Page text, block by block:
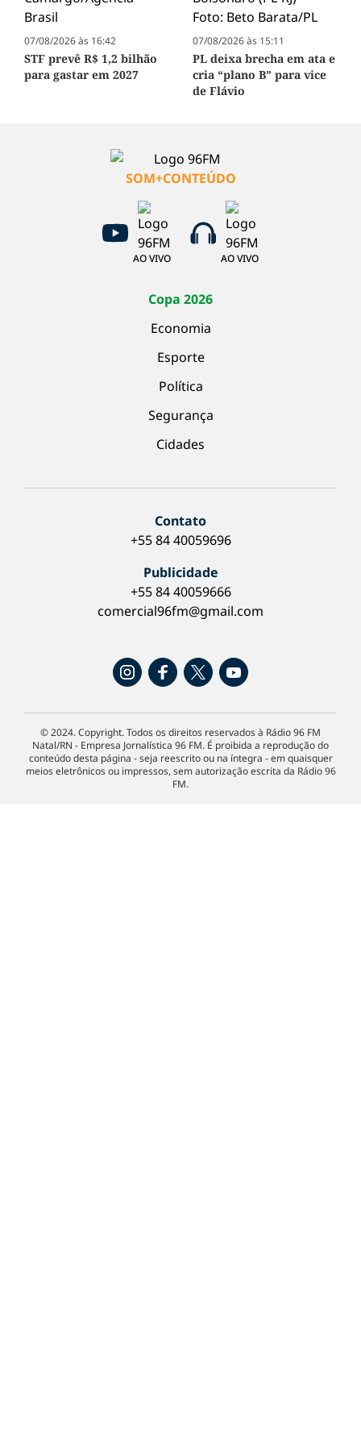
07/08/2026 às 16:42
STF prevê R$ 1,2 bilhão
para gastar em 2027
07/08/2026 às 15:11
PL deixa brecha em ata e
cria “plano B” para vice
de Flávio
SOM+CONTEÚDO
AO VIVO AO VIVO
Copa 2026
Economia
Esporte
Política
Segurança
Cidades
Contato
+55 84 40059696
Publicidade
+55 84 40059666
comercial96fm@gmail.com
© 2024. Copyright. Todos os direitos reservados à Rádio 96 FM
Natal/RN - Empresa Jornalística 96 FM. É proibida a reprodução do
conteúdo desta página - seja reescrito ou na íntegra - em quaisquer
meios eletrônicos ou impressos, sem autorização escrita da Rádio 96
FM.